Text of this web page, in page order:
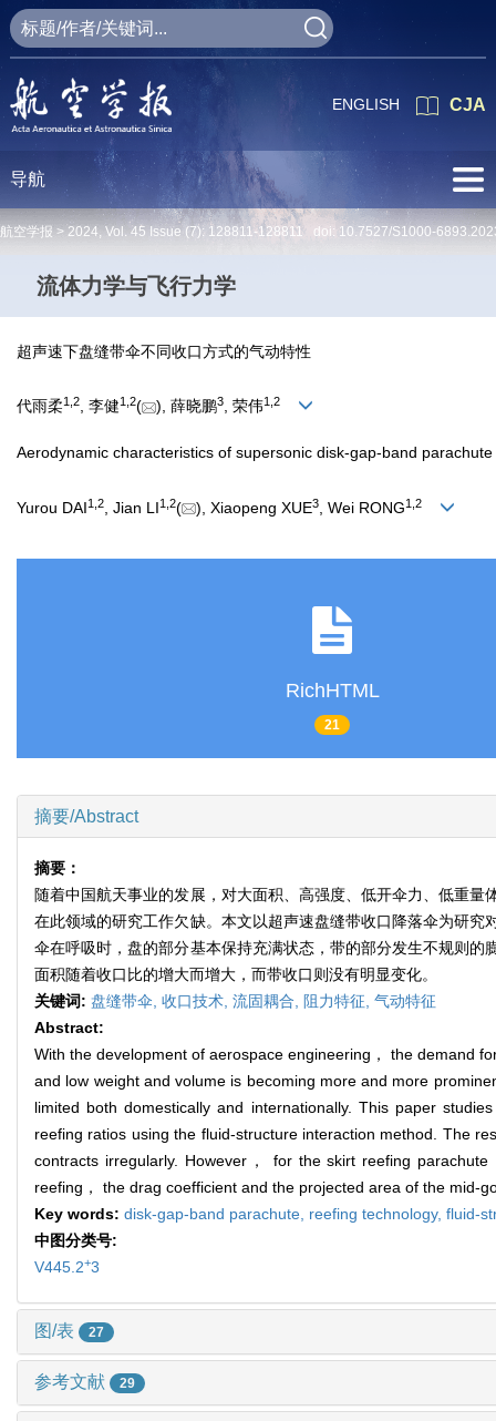
CJA
ENGLISH
导航
航空学报 > 2024, Vol. 45 Issue (7): 128811-128811 doi: 10.7527/S1000-
流体力学与飞行力学
超声速下盘缝带伞不同收口方式的气动特性
代雨柔1 2, 李健1 2( ), 薛晓鹏3, 荣伟1 2
Aerodynamic characteristics of supersonic disk-gap-band
Yurou DAI1 2 , Jian LI1 2( ), Xiaopeng XUE3 , Wei RONG1 2
RichHTML
21
摘要/Abstract
摘要：
随着中国航天事业的发展，对大面积、高强度、低开伞力、低重
在此领域的研究工作欠缺。本文以超声速盘缝带收口降落伞为研
伞在呼吸时，盘的部分基本保持充满状态，带的部分发生不规则
面积随着收口比的增大而增大，而带收口则没有明显变化。
关键词: 盘缝带伞, 收口技术, 流固耦合, 阻力特征, 气动特征
Abstract:
With the development of aerospace engineering， the demand
and low weight and volume is becoming more and more
limited both domestically and internationally. This paper
reefing ratios using the fluid-structure interaction method. The
contracts irregularly. However， for the skirt reefing
reefing， the drag coefficient and the projected area of the mid-
Key words: disk-gap-band parachute, reefing technology, fluid-
中图分类号:
V445.2+3
图/表 27
参考文献 29